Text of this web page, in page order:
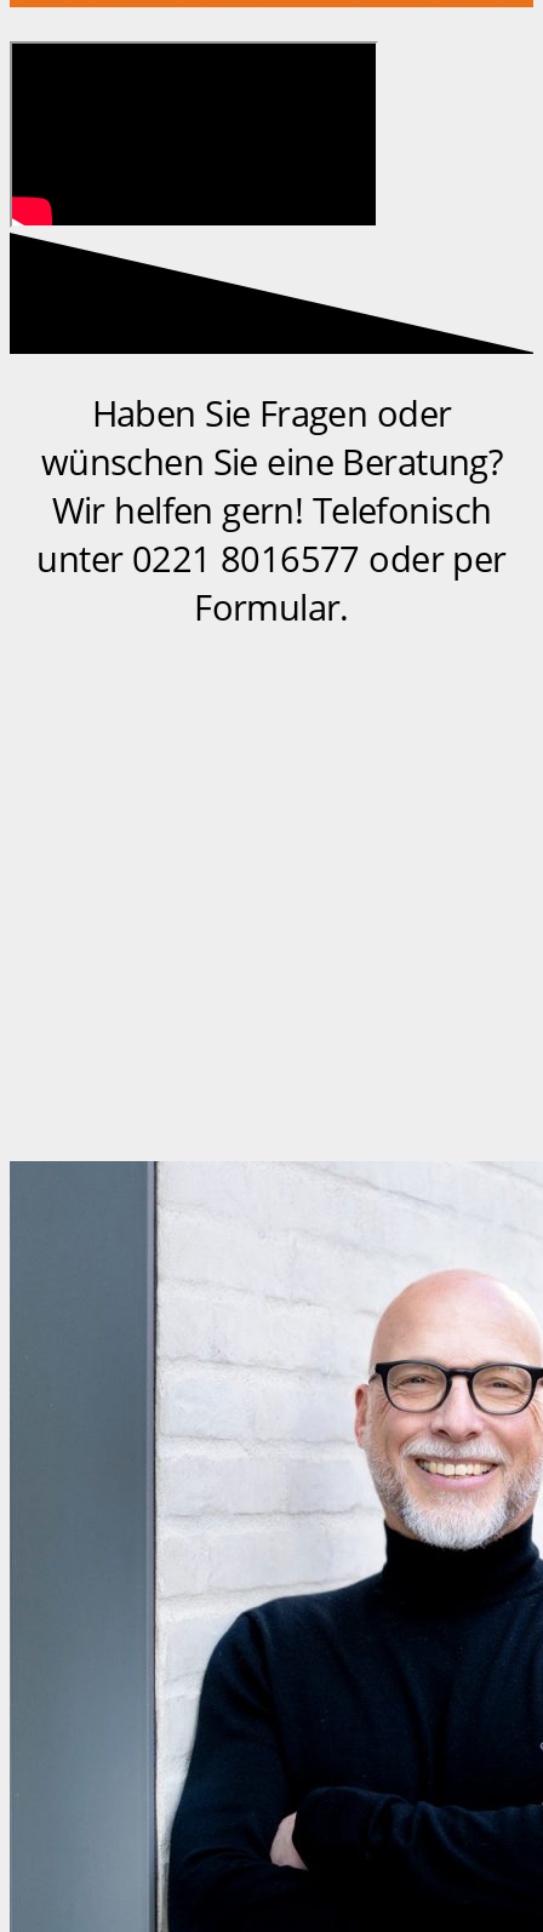
Haben Sie Fragen oder
wünschen Sie eine Beratung?
Wir helfen gern! Telefonisch
unter 0221 8016577 oder per
Formular.